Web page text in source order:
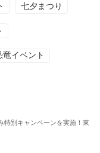
七夕まつり
竜イベント
特別キャンペーンを実施！東